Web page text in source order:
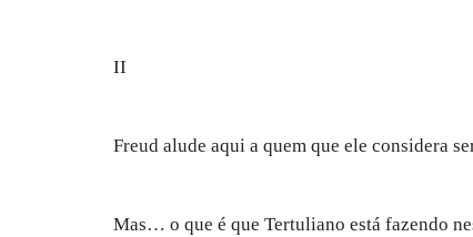
II
Freud alude aqui a quem que ele considera
Mas… o que é que Tertuliano está fazendo